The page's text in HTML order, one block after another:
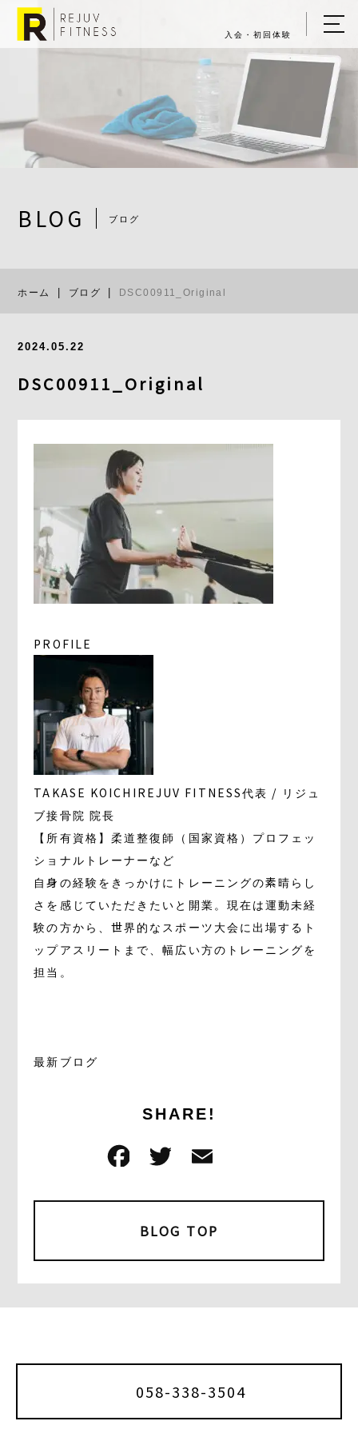
入会・初回体験
BLOG ブログ
ホーム ブログ DSC00911_Original
2024.05.22
DSC00911_Original
PROFILE
TAKASE KOICHI REJUV FITNESS代表 / リジュ
ブ接骨院 院長
【所有資格】柔道整復師（国家資格）プロフェッ
ショナルトレーナーなど
自身の経験をきっかけにトレーニングの素晴らし
さを感じていただきたいと開業。現在は運動未経
験の方から、世界的なスポーツ大会に出場するト
ップアスリートまで、幅広い方のトレーニングを
担当。
最新ブログ
SHARE!
F
c
e
b
o
o
T
it
t
e
r
ai
BLOG TOP
058-338-3504
ホーム
キャンペーン情報
▼ REJUV FITNESSについて
よくあるご質問
求人情報
058-338-3504
入会・初回体験はこちら